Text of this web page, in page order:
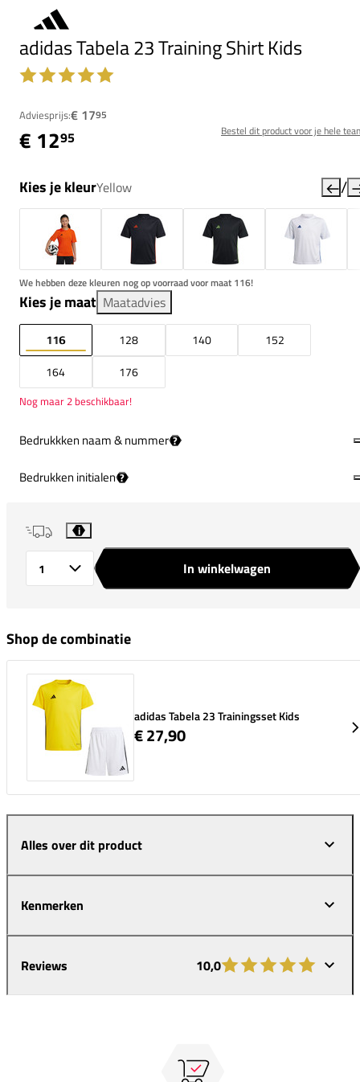
adidas Tabela 23 Training Shirt Kids
Adviesprijs:€ 1795
€ 1295 Bestel dit product voor je hele
Kies je kleurYellow /
We hebben deze kleuren nog op voorraad voor maat 116!
Kies je maat Maatadvies
116 128 140
152
164
176
Nog maar 2 beschikbaar!
Bedrukkken naam & nummer ?
Bedrukken initialen ?
i
In winkelwagen
Shop de combinatie
adidas Tabela 23 Trainingsset Kids
€ 27,90
Alles over dit product
Kenmerken
Reviews 10,0